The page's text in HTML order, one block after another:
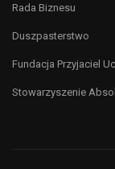
Rada Biznesu
Duszpasterstwo
Fundacja Przyjaciel
Stowarzyszenie